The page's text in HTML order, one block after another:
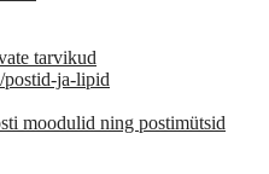
tarvikud
postid-ja-lipid
moodulid ning postimütsid